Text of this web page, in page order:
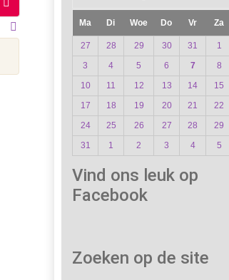
Ma Di Woe Do Vr Za
27 28 29 30 31 1
3
4 5 6 7 8
10
11 12 13 14 15
17
18 19 20 21 22
24
25 26 27 28 29
31
1 2 3 4 5
Vind ons leuk op
Facebook
Zoeken op de site